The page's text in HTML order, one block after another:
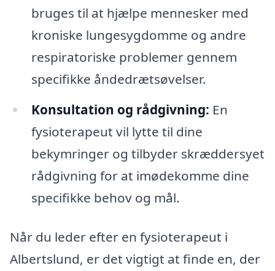
bruges til at hjælpe mennesker med
kroniske lungesygdomme og andre
respiratoriske problemer gennem
specifikke åndedrætsøvelser.
Konsultation og rådgivning: En
fysioterapeut vil lytte til dine
bekymringer og tilbyder skræddersyet
rådgivning for at imødekomme dine
specifikke behov og mål.
Når du leder efter en fysioterapeut i
Albertslund, er det vigtigt at finde en, der